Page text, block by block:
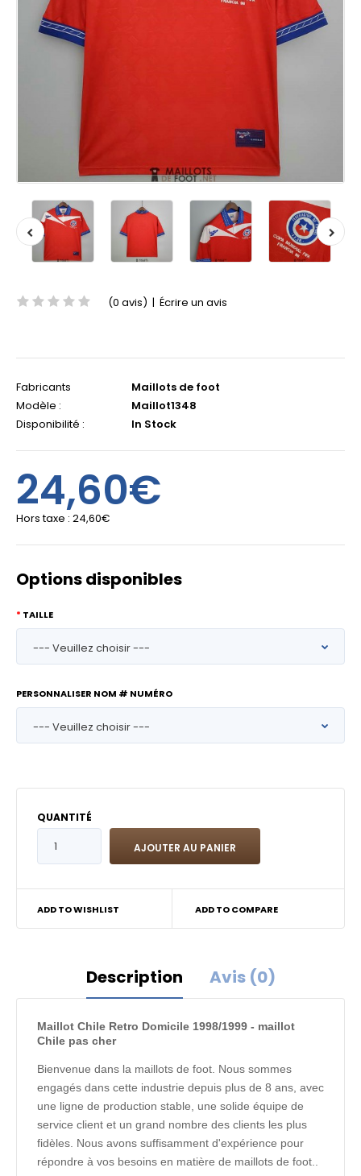
(0 avis) | Écrire un avis
Fabricants
Maillots de foot
Modèle :
Maillot1348
Disponibilité :
In Stock
24,60€
Hors taxe : 24,60€
Options disponibles
TAILLE
PERSONNALISER NOM # NUMÉRO
QUANTITÉ
ADD TO WISHLIST ADD TO COMPARE
Description Avis (0)
Maillot Chile Retro Domicile 1998/1999 - maillot
Chile pas cher
Bienvenue dans la maillots de foot. Nous sommes
engagés dans cette industrie depuis plus de 8 ans, avec
une ligne de production stable, une solide équipe de
service client et un grand nombre des clients les plus
fidèles. Nous avons suffisamment d'expérience pour
répondre à vos besoins en matière de maillots de foot..